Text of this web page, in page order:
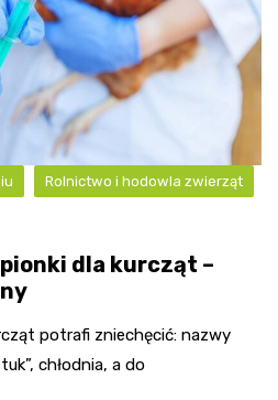
Rolnictwo i hodowla zwierząt
dla kurcząt –
potrafi zniechęcić: nazwy
chłodnia, a do